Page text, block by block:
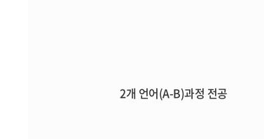
2개 언어(A-B)과정 전공